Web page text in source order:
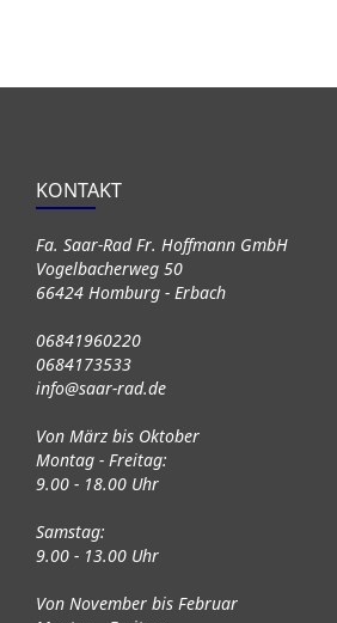
KONTAKT
Fa. Saar-Rad Fr. Hoffmann GmbH
Vogelbacherweg 50
66424 Homburg - Erbach
06841960220
0684173533
info@saar-rad.de
Von März bis Oktober
Montag - Freitag:
9.00 - 18.00 Uhr
Samstag:
9.00 - 13.00 Uhr
Von November bis Februar